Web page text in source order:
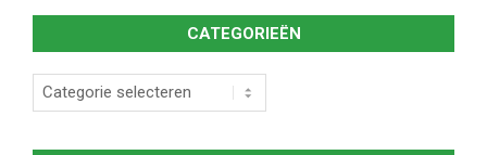
CATEGORIEËN
Categorieën